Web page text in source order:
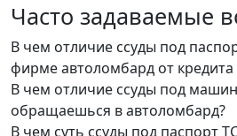
Часто задаваемые
В чем отличие ссуды под
фирме автоломбард от кредита
В чем отличие ссуды под
обращаешься в автоломбард?
В чем суть ссуды под паспорт